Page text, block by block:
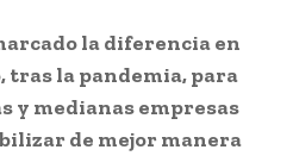
la diferencia en
tras la pandemia, para
y medianas empresas
de mejor manera